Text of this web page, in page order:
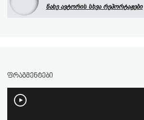
ნახე ავტორის სხვა რეპორტაჟები
ფრაგმენტები